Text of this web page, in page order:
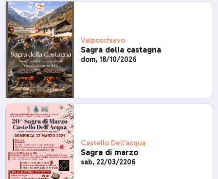
Valposchiavo
Sagra della castagna
dom, 18/10/2026
Castello Dell'acqua
Sagra di marzo
sab, 22/03/2206